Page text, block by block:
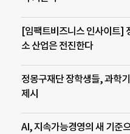
[임팩트비즈니스 인사이트]
소 산업은 전진한다
정몽구재단 장학생들, 과학
제시
AI, 지속가능경영의 새 기준